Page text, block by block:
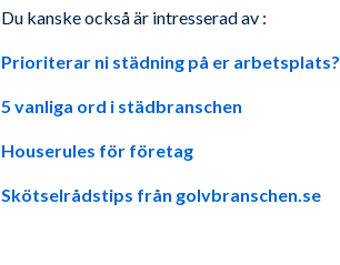
Du kanske också är intresserad av :
Prioriterar ni städning på er arbetsplats?
5 vanliga ord i städbranschen
Houserules för företag
Skötselrådstips från golvbranschen.se